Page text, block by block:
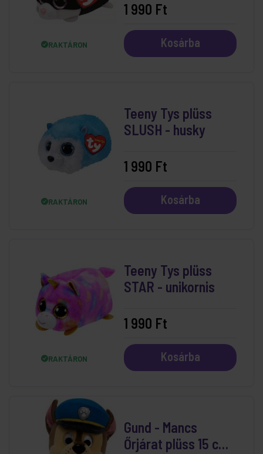
RAKTÁRON
1 990 Ft
Kosárba
RAKTÁRON
Teeny Tys plüss
SLUSH - husky
1 990 Ft
Kosárba
RAKTÁRON
Teeny Tys plüss
STAR - unikornis
1 990 Ft
Kosárba
Gund - Mancs
Őrjárat plüss 15 cm